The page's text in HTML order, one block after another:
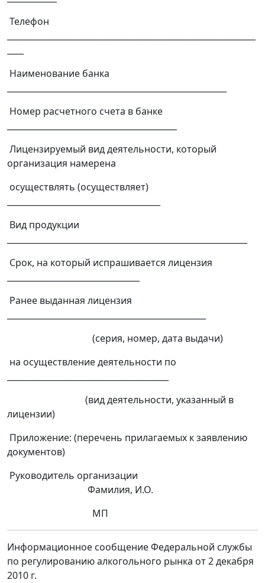
Телефон
Наименование банка
Номер расчетного счета в банке
Лицензируемый вид деятельности, который
организация намерена
осуществлять (осуществляет)
Вид продукции
Срок, на который испрашивается лицензия
Ранее выданная лицензия
(серия, номер, дата выдачи)
на осуществление деятельности по
(вид деятельности, указанный в
лицензии)
Приложение: (перечень прилагаемых к заявлению
документов)
Руководитель организации
Фамилия, И.О.
МП
Информационное сообщение Федеральной службы
по регулированию алкогольного рынка от 2 декабря
2010 г.